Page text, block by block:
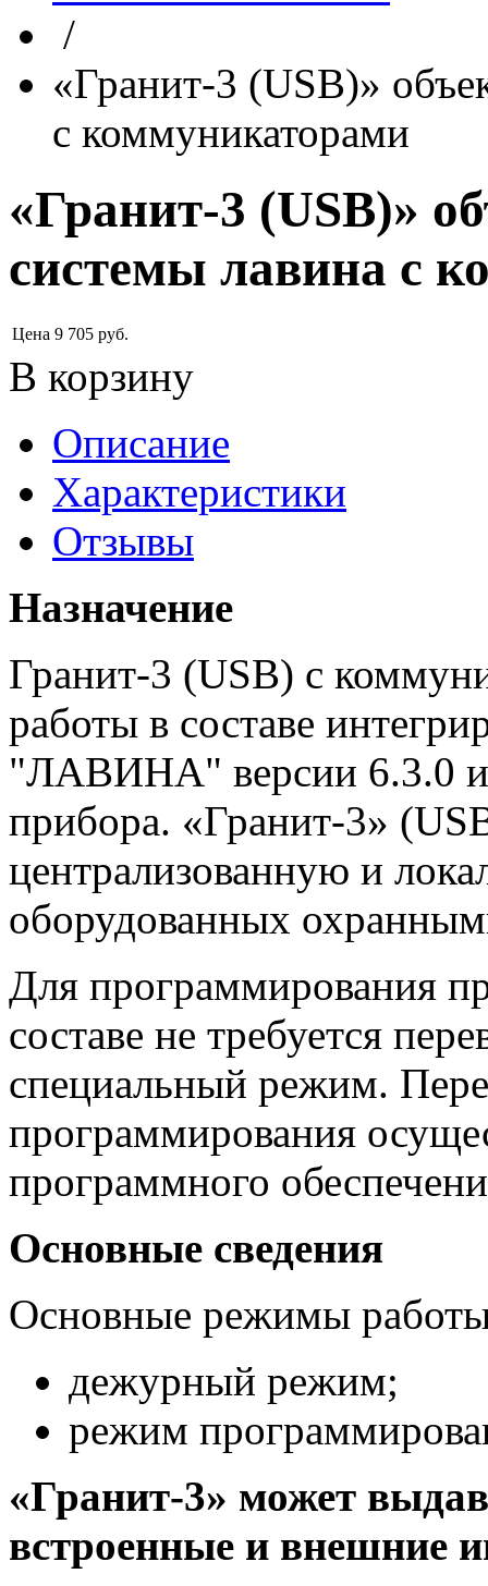
/
«Гранит-3 (USB)»
с коммуникаторами
«Гранит-3 (USB)»
системы лавина с
Цена 9 705 руб.
В корзину
Описание
Характеристики
Отзывы
Назначение
Гранит-3 (USB) с
работы в составе
"ЛАВИНА" версии 6.3.0 и
прибора. «Гранит-3»
централизованную и
оборудованных
Для программирования
составе не требуется
специальный режим.
программирования
программного
Основные сведения
Основные режимы
дежурный режим;
режим
«Гранит-3» может
встроенные и внешние